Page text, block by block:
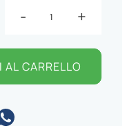
- +
AL CARRELLO